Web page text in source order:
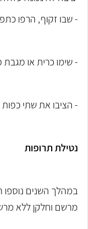
- שבו זקוף, הרפו
- שימו כרית או מגבת
- הציבו את שתי
נטילת תרופות
במהלך השנים נוספו
מרשם וחלקן ללא